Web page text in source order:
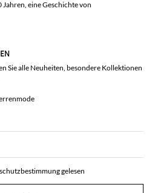
eine Geschichte von
Sie alle Neuheiten, besondere Kollektionen
gelesen